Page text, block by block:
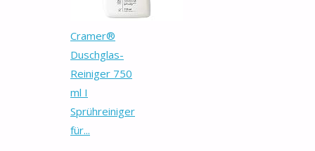
Cramer®
Duschglas-
Reiniger 750
ml I
Sprühreiniger
für...